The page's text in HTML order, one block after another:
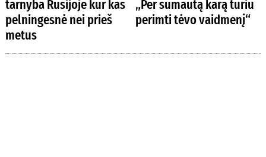
tarnyba Rusijoje kur kas
pelningesnė nei prieš
metus
„Per sumautą karą turiu
perimti tėvo vaidmenį“